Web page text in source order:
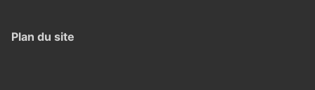
Plan du site